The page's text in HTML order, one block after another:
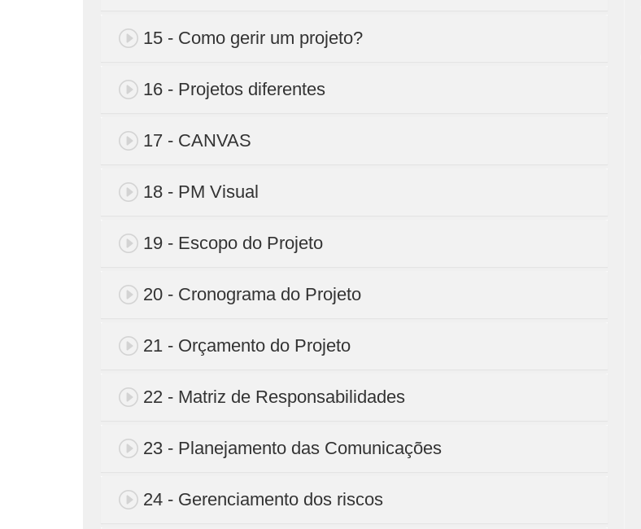
15 - Como gerir um projeto?
16 - Projetos diferentes
17 - CANVAS
18 - PM Visual
19 - Escopo do Projeto
20 - Cronograma do Projeto
21 - Orçamento do Projeto
22 - Matriz de Responsabilidades
23 - Planejamento das Comunicações
24 - Gerenciamento dos riscos